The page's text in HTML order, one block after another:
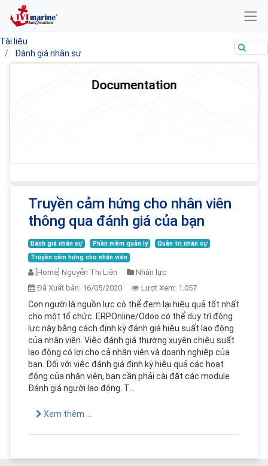
Tài liệu
Đánh giá nhân sự
Documentation
Truyền cảm hứng cho nhân viên
thông qua đánh giá của bạn
Đánh giá nhân sự Phần mềm quản lý
Quản trị nhân sự
Truyền cảm hứng cho nhân viên
[Home] Nguyễn Thị Liên
Nhân lực
Đã Xuất bản: 16/05/2020 Lượt Xem: 1.057
Con người là nguồn lực có thể đem lại hiệu quả tốt nhất
cho một tổ chức. ERPOnline/Odoo có thể duy trì động
lực này bằng cách định kỳ đánh giá hiệu suất lao động
của nhân viên. Việc đánh giá thường xuyên chiệu suất
lao động có lợi cho cả nhân viên và doanh nghiệp của
bạn. Đối với việc đánh giá định kỳ hiệu quả các hoạt
động của nhân viên, bạn cần phải cài đặt các module
Đánh giá người lao động. T...
Xem thêm ...